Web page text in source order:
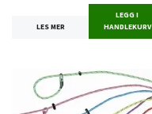
LES MER
LEGG I
HANDLEKURV